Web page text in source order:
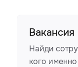
Вакансия
Найди
кого